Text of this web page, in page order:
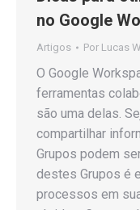
no Google
Artigos Por Lucas
O Google
ferramentas
são uma delas.
compartilhar
Grupos podem
destes Grupos é
processos em